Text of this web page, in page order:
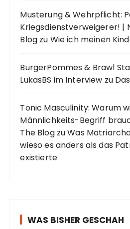
Musterung & Wehrpflicht:
Kriegsdienstverweigerer! |
Blog zu Wie ich meinen
BurgerPommes & Brawl
LukasBS im Interview zu
Tonic Masculinity: Warum
Männlichkeits-Begriff
The BlogzuWas
wieso es anders als das
existierte
WAS BISHER GESCHAH